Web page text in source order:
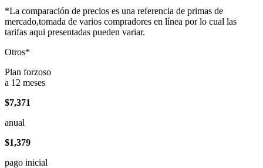
*La comparación de precios es una referencia de primas de
mercado,tomada de varios compradores en línea por lo cual las
tarifas aqui presentadas pueden variar.
Otros*
Plan forzoso
a 12 meses
$7,371
anual
$1,379
pago inicial